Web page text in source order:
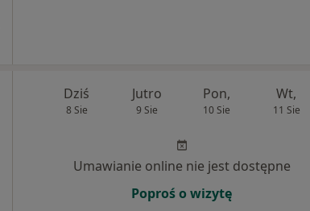
Dziś
8 Sie
Jutro
9 Sie
Pon,
10 Sie
Wt,
11 Sie
Umawianie online nie jest dostępne
Poproś o wizytę